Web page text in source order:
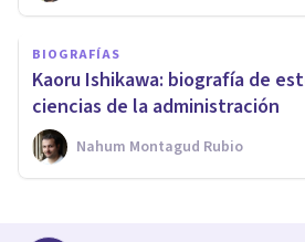
BIOGRAFÍAS
Kaoru Ishikawa: biografía de
ciencias de la administración
Nahum Montagud Rubio